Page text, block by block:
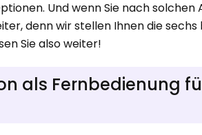
Und wenn Sie nach
denn wir stellen Ihnen die
Sie also weiter!
als Fernbedienung